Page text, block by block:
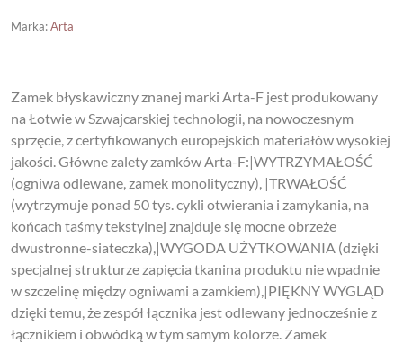
Marka:Arta
Zamek błyskawiczny znanej marki Arta-F jest produkowany
na Łotwie w Szwajcarskiej technologii, na nowoczesnym
sprzęcie, z certyfikowanych europejskich materiałów wysokiej
jakości. Główne zalety zamków Arta-F:|WYTRZYMAŁOŚĆ
(ogniwa odlewane, zamek monolityczny), |TRWAŁOŚĆ
(wytrzymuje ponad 50 tys. cykli otwierania i zamykania, na
końcach taśmy tekstylnej znajduje się mocne obrzeże
dwustronne-siateczka),|WYGODA UŻYTKOWANIA (dzięki
specjalnej strukturze zapięcia tkanina produktu nie wpadnie
w szczelinę między ogniwami a zamkiem),|PIĘKNY WYGLĄD
dzięki temu, że zespół łącznika jest odlewany jednocześnie z
łącznikiem i obwódką w tym samym kolorze. Zamek